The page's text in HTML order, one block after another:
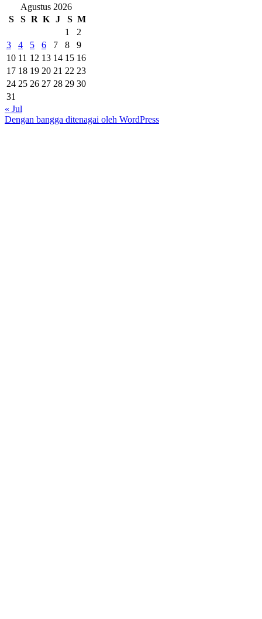
Agustus 2026
S
S R K J S M
1
2
3
4 5 6 7 8
9
10 11 12 13 14 15 16
17 18 19 20 21 22 23
24 25 26 27 28 29 30
31
« Jul
Dengan bangga ditenagai oleh WordPress